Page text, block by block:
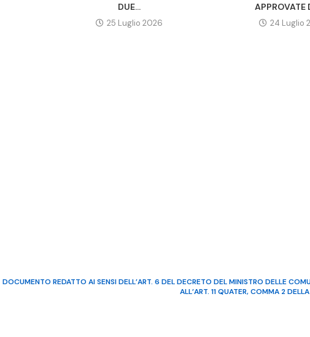
DUE...
25 Luglio 2026
APPROVATE
24 Luglio
DOCUMENTO REDATTO AI SENSI DELL’ART. 6 DEL DECRETO DEL MINISTRO DELLE
ALL’ART. 11 QUATER, COMMA 2